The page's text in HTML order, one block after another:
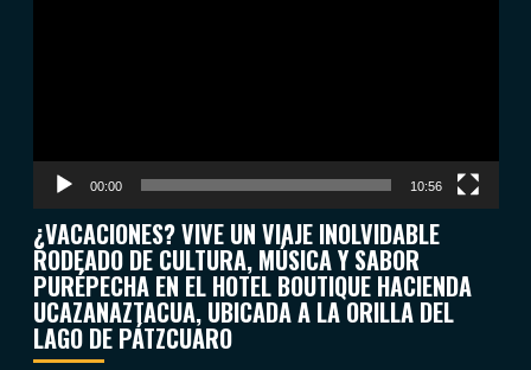
00:00 10:56
¿VACACIONES? VIVE UN VIAJE INOLVIDABLE
RODEADO DE CULTURA, MÚSICA Y SABOR
PURÉPECHA EN EL HOTEL BOUTIQUE HACIENDA
UCAZANAZTACUA, UBICADA A LA ORILLA DEL
LAGO DE PÁTZCUARO